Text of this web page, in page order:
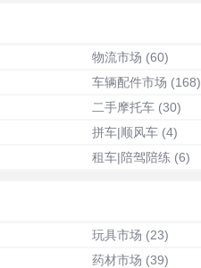
物流市场 (60)
车辆配件市场 (168)
二手摩托车 (30)
拼车|顺风车 (4)
租车|陪驾陪练 (6)
玩具市场 (23)
药材市场 (39)